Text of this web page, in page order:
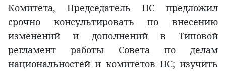
Комитета, Председатель НС предложил
срочно консультировать по внесению
изменений и дополнений в Типовой
регламент работы Совета по делам
национальностей и комитетов НС; изучить